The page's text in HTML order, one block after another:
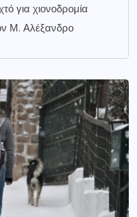
για χιονοδρομία
Μ. Αλέξανδρο